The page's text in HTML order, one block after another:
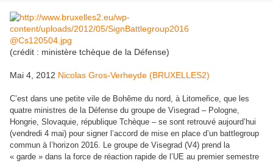
(crédit : ministère tchèque de la Défense)
Mai 4, 2012 Nicolas Gros-Verheyde (BRUXELLES2)
C’est dans une petite vile de Bohême du nord, à Litomeřice, que les
quatre ministres de la Défense du groupe de Visegrad – Pologne,
Hongrie, Slovaquie, république Tchèque – se sont retrouvé aujourd’hui
(vendredi 4 mai) pour signer l’accord de mise en place d’un battlegroup
commun à l’horizon 2016. Le groupe de Visegrad (V4) prend la
« garde » dans la force de réaction rapide de l’UE au premier semestre